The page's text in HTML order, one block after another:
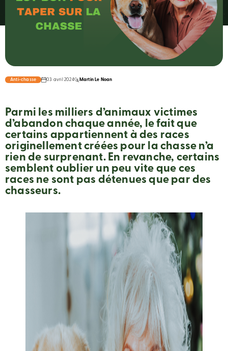
Anti-chasse 03 avril 2024 Martin Le Noan
Parmi les milliers d’animaux victimes
d’abandon chaque année, le fait que
certains appartiennent à des races
originellement créées pour la chasse n’a
rien de surprenant. En revanche, certains
semblent oublier un peu vite que ces
races ne sont pas détenues que par des
chasseurs.